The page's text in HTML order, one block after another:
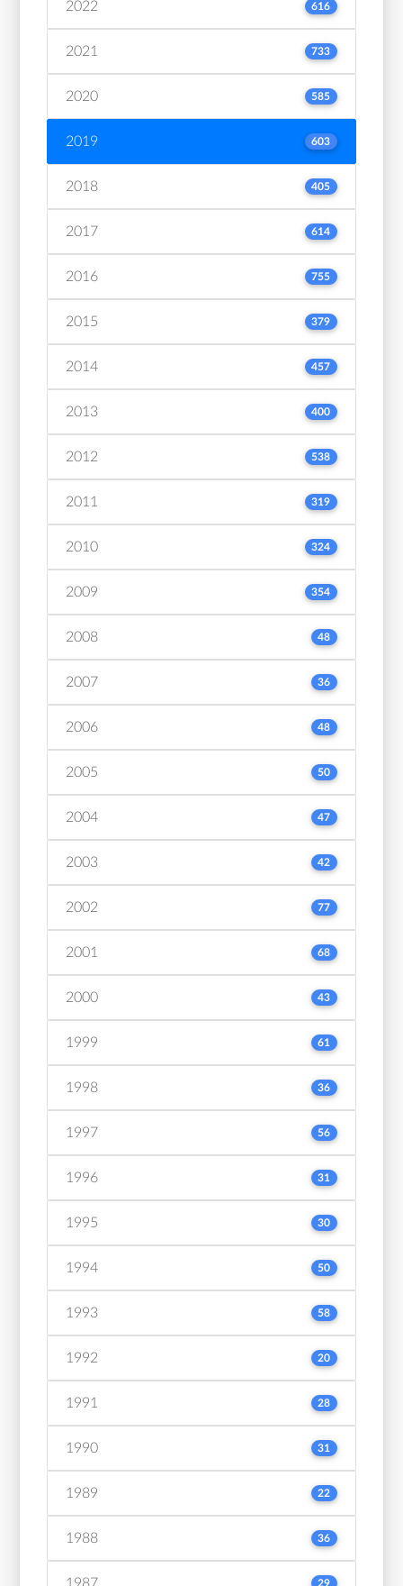
2022 616
2021 733
2020 585
2019 603
2018 405
2017 614
2016 755
2015 379
2014 457
2013 400
2012 538
2011 319
2010 324
2009 354
2008 48
2007 36
2006 48
2005 50
2004 47
2003 42
2002 77
2001 68
2000 43
1999 61
1998 36
1997 56
1996 31
1995 30
1994 50
1993 58
1992 20
1991 28
1990 31
1989 22
1988 36
1987 29